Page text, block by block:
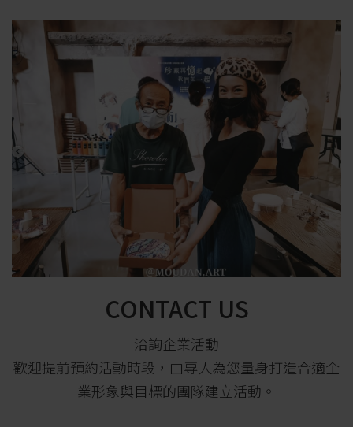
CONTACT US
洽詢企業活動
歡迎提前預約活動時段，由專人為您量身打造合適企
業形象與目標的團隊建立活動。